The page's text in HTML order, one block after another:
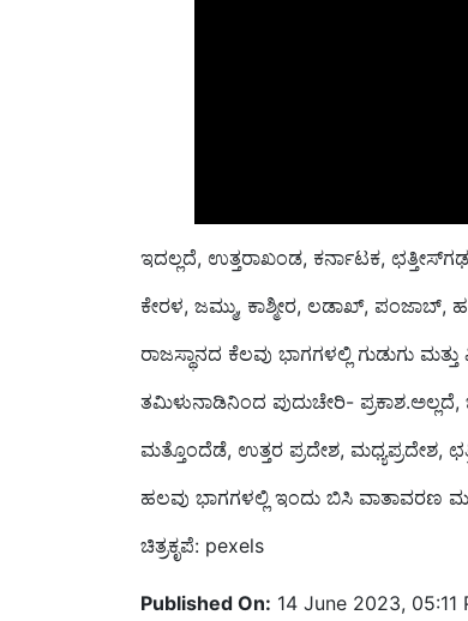
ಇದಲ್ಲದೆ, ಉತ್ತರಾಖಂಡ, ಕರ್ನಾಟಕ,
ಕೇರಳ, ಜಮ್ಮು, ಕಾಶ್ಮೀರ, ಲಡಾಖ್,
ರಾಜಸ್ಥಾನದ ಕೆಲವು ಭಾಗಗಳಲ್ಲಿ ಗುಡುಗು
ತಮಿಳುನಾಡಿನಿಂದ ಪುದುಚೇರಿ-
ಮತ್ತೊಂದೆಡೆ, ಉತ್ತರ ಪ್ರದೇಶ, ಮಧ್ಯಪ್ರದೇಶ,
ಹಲವು ಭಾಗಗಳಲ್ಲಿ ಇಂದು ಬಿಸಿ ವಾತಾವರಣ
ಚಿತ್ರಕೃಪೆ: pexels
English Summary:Biporjoy